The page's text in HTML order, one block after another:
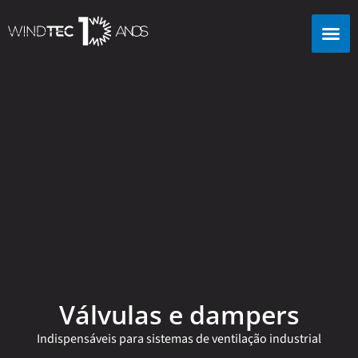
Válvulas e dampers
Indispensáveis para sistemas de ventilação industrial